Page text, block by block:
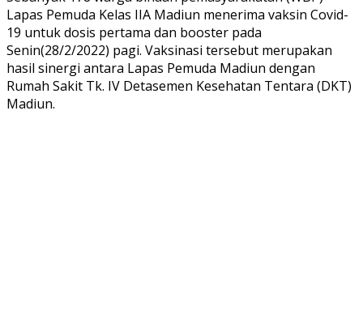
Lapas Pemuda Kelas IIA Madiun menerima vaksin Covid-
19 untuk dosis pertama dan booster pada
Senin(28/2/2022) pagi. Vaksinasi tersebut merupakan
hasil sinergi antara Lapas Pemuda Madiun dengan
Rumah Sakit Tk. IV Detasemen Kesehatan Tentara (DKT)
Madiun.